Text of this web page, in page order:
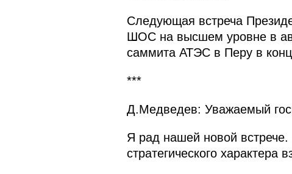
Следующая встреча
ШОС на высшем уровне в
саммита АТЭС в Перу в
***
Д.Медведев: Уважаемый
Я рад нашей новой
стратегического